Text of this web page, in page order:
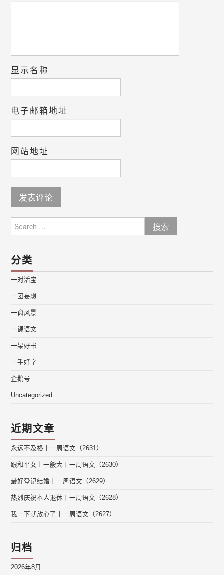
显示名称
电子邮箱地址
网站地址
for:
分类
一对活宝
一团妄想
一窗风景
一课语文
一架好书
一手好字
企鹅号
Uncategorized
近期文章
永远不及格丨一周语文（2631）
跟和平女士一般大丨一周语文（2630）
最好登记结婚丨一周语文（2629）
热烈庆祝本人退休丨一周语文（2628）
我一下就放心了丨一周语文（2627）
归档
2026年8月